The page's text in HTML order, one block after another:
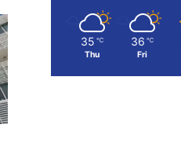
35 ℃
Thu
36 ℃
Fri